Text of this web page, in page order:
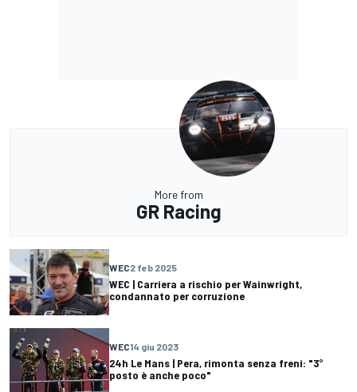
More from
GR Racing
WEC2 feb 2025
WEC | Carriera a rischio per Wainwright,
condannato per corruzione
WEC14 giu 2023
24h Le Mans | Pera, rimonta senza freni: "3°
posto è anche poco"